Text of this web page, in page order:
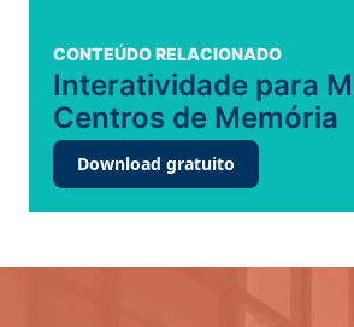
CONTEÚDO RELACIONADO
Interatividade para
Centros de Memória
Download gratuito